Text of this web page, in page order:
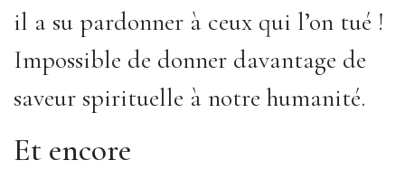
il a su pardonner à ceux qui l’on tué !
Impossible de donner davantage de
saveur spirituelle à notre humanité.
Et encore